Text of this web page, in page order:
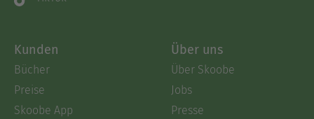
Kunden
Bücher
Preise
Skoobe App
Über uns
Über Skoobe
Jobs
Presse